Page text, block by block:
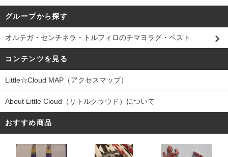
グループから探す
オルテガ・センチネラ・トルフィロのチマヨラグ・ベスト
コンテンツを見る
Little☆Cloud MAP（アクセスマップ）
About Little Cloud（リトルクラウド）について
おすすめ商品